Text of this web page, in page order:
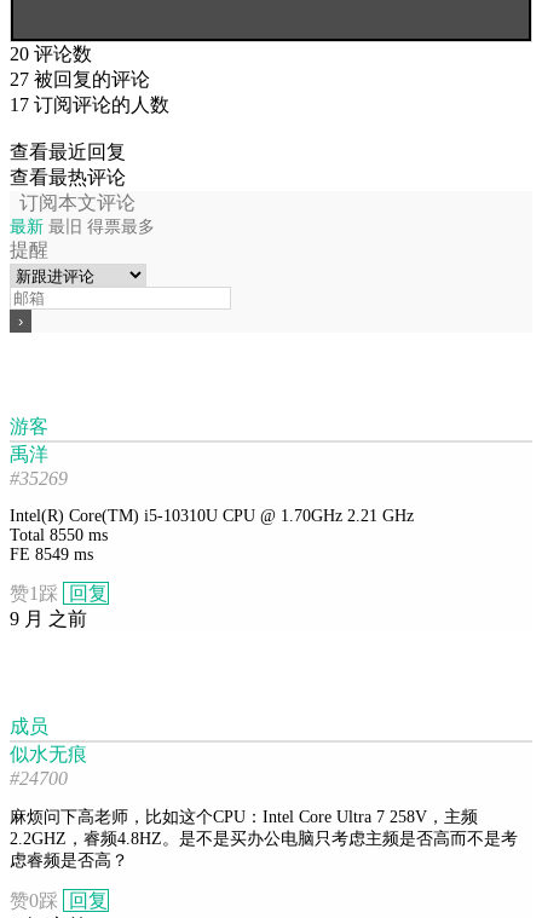
20 评论数
27 被回复的评论
17 订阅评论的人数
查看最近回复
查看最热评论
订阅本文评论
最新 最旧 得票最多
提醒
游客
禹洋
#35269
Intel(R) Core(TM) i5-10310U CPU @ 1.70GHz 2.21 GHz
Total 8550 ms
FE 8549 ms
赞1 踩
回复
9 月 之前
成员
似水无痕
#24700
麻烦问下高老师，比如这个CPU：Intel Core Ultra 7 258V，主频
2.2GHZ，睿频4.8HZ。是不是买办公电脑只考虑主频是否高而不是考
虑睿频是否高？
赞0踩
回复